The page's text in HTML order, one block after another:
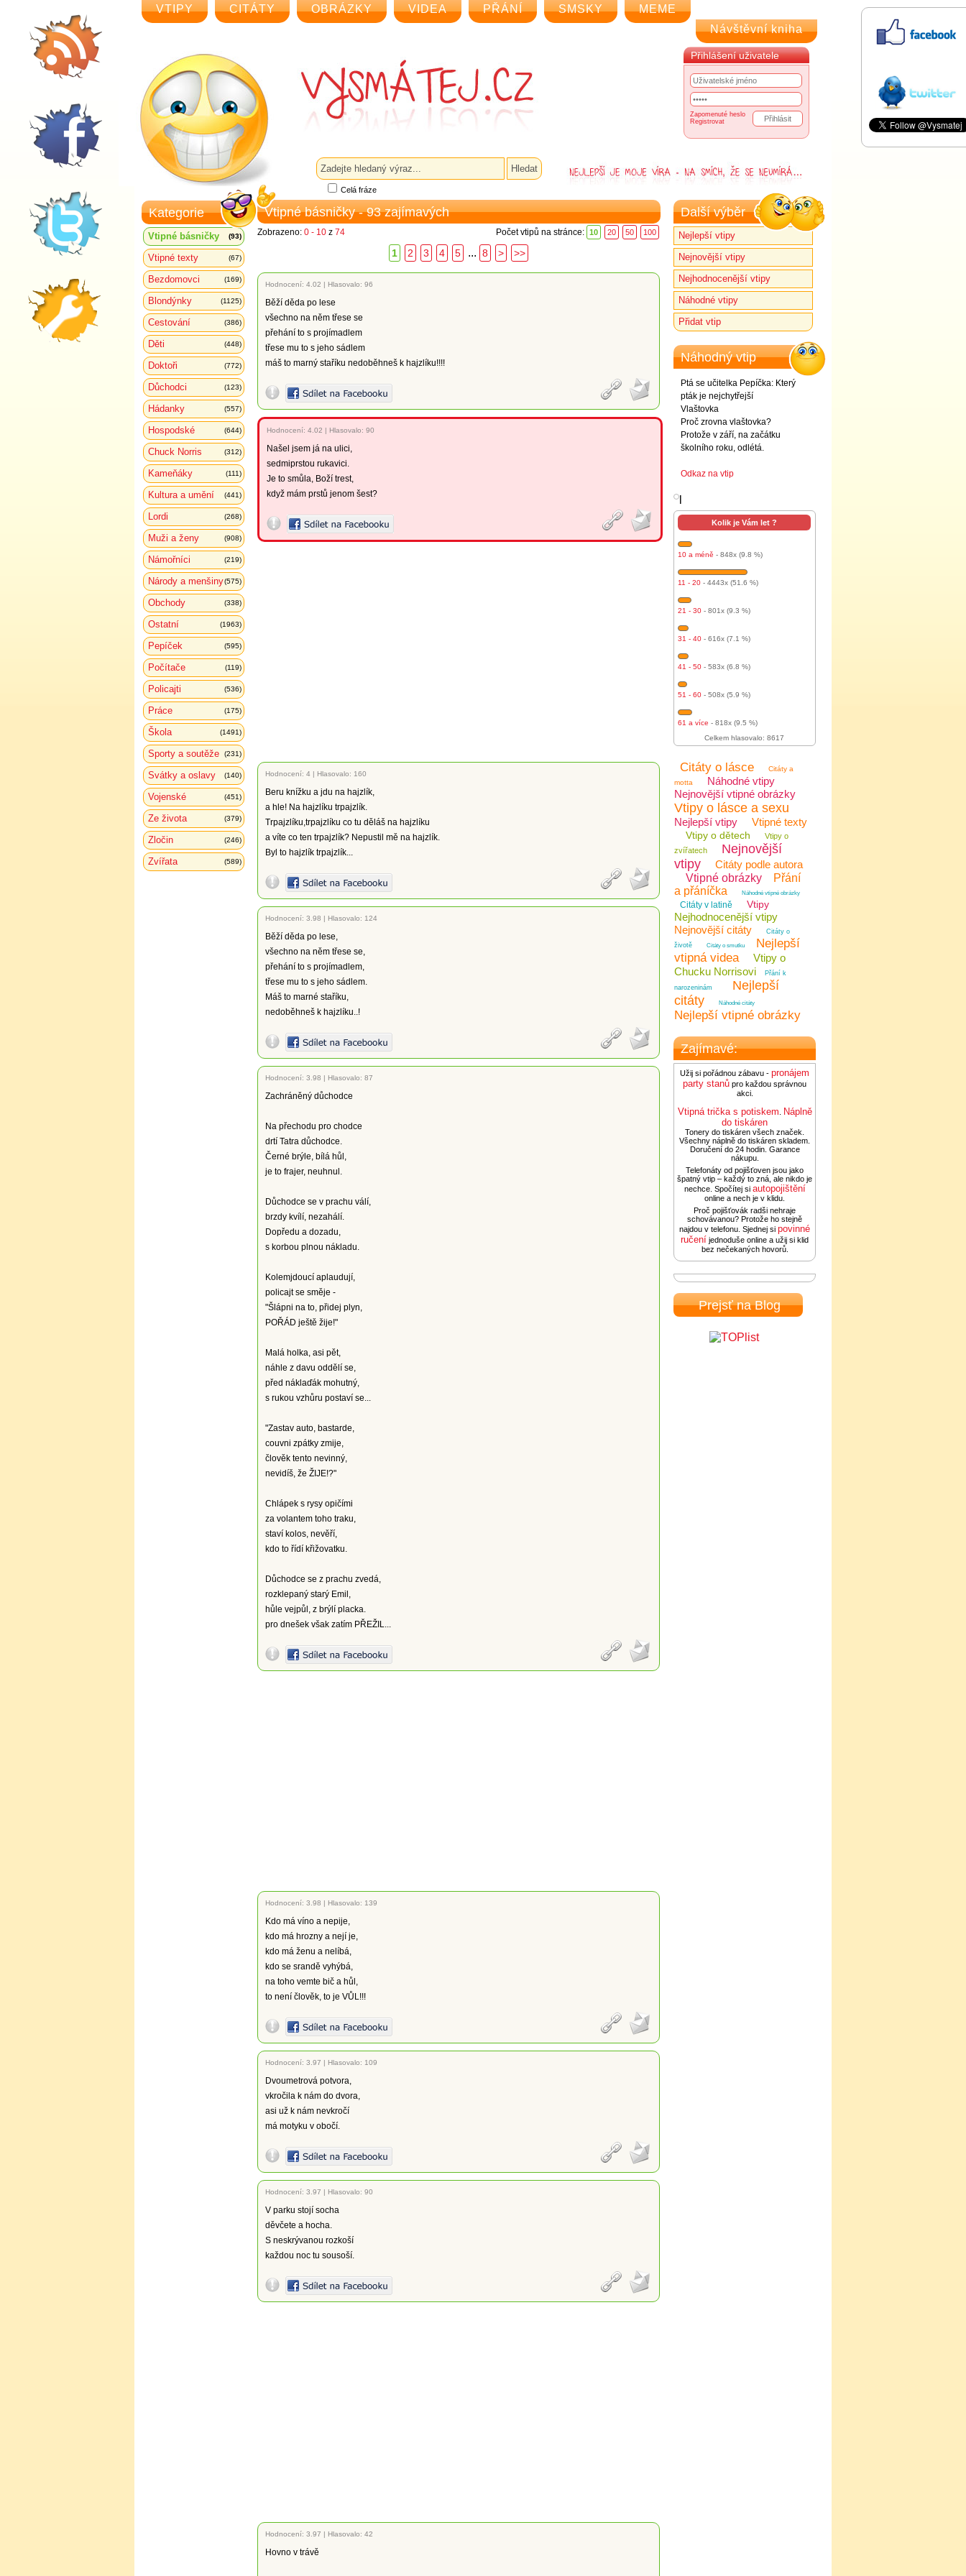
VTIPY CITÁTY OBRÁZKY VIDEA PŘÁNÍ SMSKY
MEME
Návštěvní kniha
Přihlášení uživatele
Zapomenuté heslo
Registrovat
Celá fráze
Kategorie
Vtipné básničky (93)
Vtipné texty (67)
Bezdomovci (169)
Blondýnky (1125)
Cestování (386)
Děti (448)
Doktoři (772)
Důchodci (123)
Hádanky (557)
Hospodské (644)
Chuck Norris (312)
Kameňáky (111)
Kultura a umění (441)
Lordi (268)
Muži a ženy (908)
Námořníci (219)
Národy a menšiny(575)
Obchody (338)
Ostatní (1963)
Pepíček (595)
Počítače (119)
Policajti (536)
Práce (175)
Škola (1491)
Sporty a soutěže (231)
Svátky a oslavy (140)
Vojenské (451)
Ze života (379)
Zločin (246)
Zvířata (589)
Vtipné básničky - 93 zajímavých
Zobrazeno: 0 - 10 z 74 Počet vtipů na stránce: 10 20 50 100
1 2 3 4 5 ... 8 > >>
Hodnocení: 4.02 | Hlasovalo: 96
Běží děda po lese
všechno na něm třese se
přehání to s projímadlem
třese mu to s jeho sádlem
máš to marný staříku nedoběhneš k hajzlíku!!!!
Hodnocení: 4.02 | Hlasovalo: 90
Našel jsem já na ulici,
sedmiprstou rukavici.
Je to smůla, Boží trest,
když mám prstů jenom šest?
Hodnocení: 4 | Hlasovalo: 160
Beru knížku a jdu na hajzlík,
a hle! Na hajzlíku trpajzlík.
Trpajzlíku,trpajzlíku co tu děláš na hajzlíku
a víte co ten trpajzlík? Nepustil mě na hajzlík.
Byl to hajzlík trpajzlík...
Hodnocení: 3.98 | Hlasovalo: 124
Běží děda po lese,
všechno na něm třese se,
přehání to s projímadlem,
třese mu to s jeho sádlem.
Máš to marné staříku,
nedoběhneš k hajzlíku..!
Hodnocení: 3.98 | Hlasovalo: 87
Zachráněný důchodce
Na přechodu pro chodce
drtí Tatra důchodce.
Černé brýle, bílá hůl,
je to frajer, neuhnul.
Důchodce se v prachu válí,
brzdy kvílí, nezahálí.
Dopředu a dozadu,
s korbou plnou nákladu.
Kolemjdoucí aplaudují,
policajt se směje -
"Šlápni na to, přidej plyn,
POŘÁD ještě žije!"
Malá holka, asi pět,
náhle z davu oddělí se,
před náklaďák mohutný,
s rukou vzhůru postaví se...
"Zastav auto, bastarde,
couvni zpátky zmije,
člověk tento nevinný,
nevidíš, že ŽIJE!?"
Chlápek s rysy opičími
za volantem toho traku,
staví kolos, nevěří,
kdo to řídí křižovatku.
Důchodce se z prachu zvedá,
rozklepaný starý Emil,
hůle vejpůl, z brýlí placka.
pro dnešek však zatím PŘEŽIL...
Hodnocení: 3.98 | Hlasovalo: 139
Kdo má víno a nepije,
kdo má hrozny a nejí je,
kdo má ženu a nelíbá,
kdo se srandě vyhýbá,
na toho vemte bič a hůl,
to není člověk, to je VŮL!!!
Hodnocení: 3.97 | Hlasovalo: 109
Dvoumetrová potvora,
vkročila k nám do dvora,
asi už k nám nevkročí
má motyku v obočí.
Hodnocení: 3.97 | Hlasovalo: 90
V parku stojí socha
děvčete a hocha.
S neskrývanou rozkoší
každou noc tu sousoší.
Hodnocení: 3.97 | Hlasovalo: 42
Hovno v trávě
Další výběr
Nejlepší vtipy
Nejnovější vtipy
Nejhodnocenější vtipy
Náhodné vtipy
Přidat vtip
Náhodný vtip
Ptá se učitelka Pepíčka: Který
pták je nejchytřejší
Vlaštovka
Proč zrovna vlaštovka?
Protože v září, na začátku
školního roku, odlétá.
Odkaz na vtip
Kolik je Vám let ?
10 a méně - 848x (9.8 %)
11 - 20 - 4443x (51.6 %)
21 - 30 - 801x (9.3 %)
31 - 40 - 616x (7.1 %)
41 - 50 - 583x (6.8 %)
51 - 60 - 508x (5.9 %)
61 a více - 818x (9.5 %)
Celkem hlasovalo: 8617
Citáty o lásce
Citáty a
motta
Náhodné vtipy
Nejnovější vtipné obrázky
Vtipy o lásce a sexu
Nejlepší vtipy Vtipné texty
Vtipy o dětech
Vtipy o
zvířatech
Nejnovější
vtipy
Citáty podle autora
Vtipné obrázky
Přání
a přáníčka
Náhodné vtipné obrázky
Citáty v latině Vtipy
Nejhodnocenější vtipy
Nejnovější citáty
Citáty o
životě
Citáty o smutku
Nejlepší
vtipná videa
Vtipy o
Chucku Norrisovi
Přání k
narozeninám
Nejlepší
citáty
Náhodné citáty
Nejlepší vtipné obrázky
Zajímavé:
Užij si pořádnou zábavu - pronájem
party stanů pro každou správnou
akci.
Vtipná trička s potiskem Náplně
do tiskáren
Tonery do tiskáren všech značek.
Všechny náplně do tiskáren skladem.
Doručení do 24 hodin. Garance
nákupu.
Telefonáty od pojišťoven jsou jako
špatný vtip – každý to zná, ale nikdo je
nechce. Spočítej si autopojištění
online a nech je v klidu.
Proč pojišťovák radši nehraje
schovávanou? Protože ho stejně
najdou v telefonu. Sjednej si povinné
ručení jednoduše online a užij si klid
bez nečekaných hovorů.
Prejsť na Blog